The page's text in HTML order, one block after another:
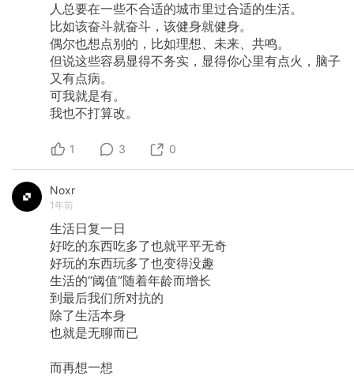
人总要在一些不合适的城市里过合适的生活。
比如该奋斗就奋斗，该健身就健身。
偶尔也想点别的，比如理想、未来、共鸣。
但说这些容易显得不务实，显得你心里有点火，脑子
又有点病。
可我就是有。
我也不打算改。
1 3 0
Noxr
1年前
生活日复一日
好吃的东西吃多了也就平平无奇
好玩的东西玩多了也变得没趣
生活的“阈值”随着年龄而增长
到最后我们所对抗的
除了生活本身
也就是无聊而已
而再想一想